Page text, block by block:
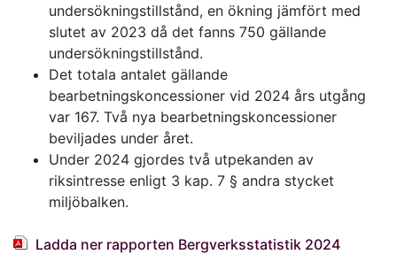
undersökningstillstånd, en ökning jämfört med
slutet av 2023 då det fanns 750 gällande
undersökningstillstånd.
Det totala antalet gällande
bearbetningskoncessioner vid 2024 års utgång
var 167. Två nya bearbetningskoncessioner
beviljades under året.
Under 2024 gjordes två utpekanden av
riksintresse enligt 3 kap. 7 § andra stycket
miljöbalken.
Ladda ner rapporten Bergverksstatistik 2024